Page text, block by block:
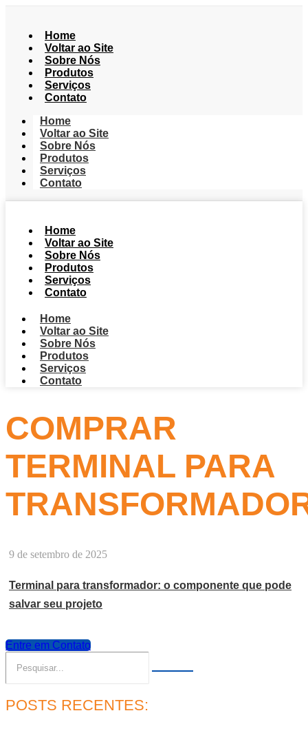
Home
Voltar ao Site
Sobre Nós
Produtos
Serviços
Contato
Home
Voltar ao Site
Sobre Nós
Produtos
Serviços
Contato
Home
Voltar ao Site
Sobre Nós
Produtos
Serviços
Contato
Home
Voltar ao Site
Sobre Nós
Produtos
Serviços
Contato
COMPRAR
TERMINAL PARA
9 de setembro de 2025
Terminal para transformador: o componente que pode
salvar seu projeto
Entre em Contato
POSTS RECENTES: